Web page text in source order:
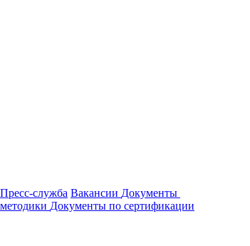
Пресс-служба Вакансии Документы
Документы по сертификации